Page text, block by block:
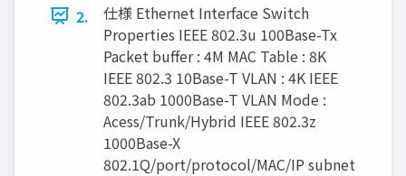
2.
仕様 Ethernet Interface Switch
Properties IEEE 802.3u 100Base-Tx
Packet buﬀer : 4M MAC Table : 8K
IEEE 802.3 10Base-T VLAN : 4K IEEE
802.3ab 1000Base-T VLAN Mode :
Acess/Trunk/Hybrid IEEE 802.3z
1000Base-X
802.1Q/port/protocol/MAC/IP subnet